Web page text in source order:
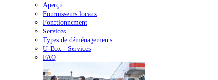
Aperçu
Fournisseurs locaux
Fonctionnement
Services
Types de déménagements
U-Box - Services
FAQ